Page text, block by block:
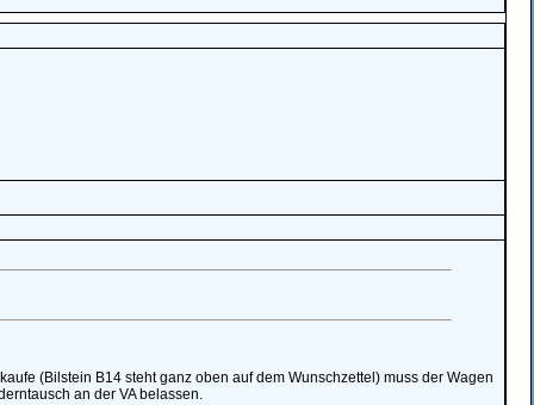
(Bilstein B14 steht ganz oben auf dem Wunschzettel) muss der Wagen
an der VA belassen.